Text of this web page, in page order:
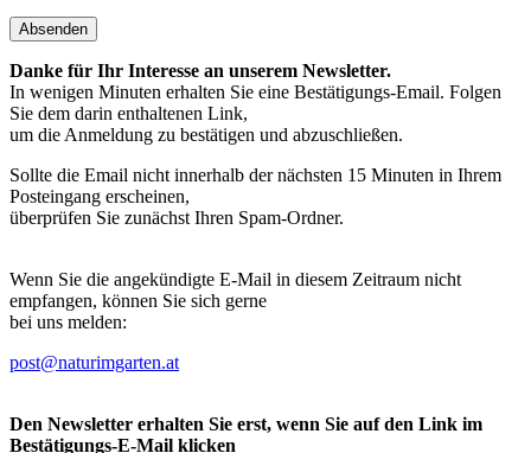
Absenden
Danke für Ihr Interesse an unserem Newsletter.
In wenigen Minuten erhalten Sie eine Bestätigungs-Email. Folgen
Sie dem darin enthaltenen Link,
um die Anmeldung zu bestätigen und abzuschließen.
Sollte die Email nicht innerhalb der nächsten 15 Minuten in Ihrem
Posteingang erscheinen,
überprüfen Sie zunächst Ihren Spam-Ordner.
Wenn Sie die angekündigte E-Mail in diesem Zeitraum nicht
empfangen, können Sie sich gerne
bei uns melden:
post@naturimgarten.at
Den Newsletter erhalten Sie erst, wenn Sie auf den Link im
Bestätigungs-E-Mail klicken